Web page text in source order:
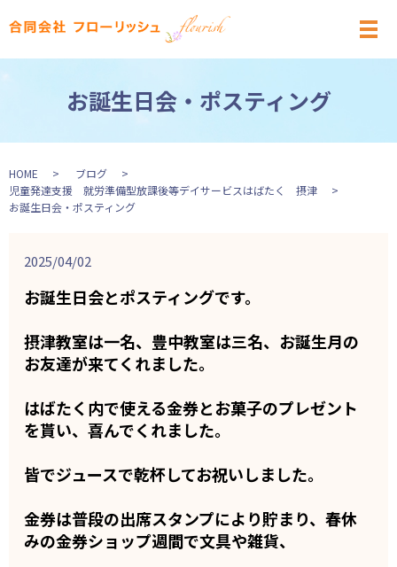
メ
お誕生日会・ポスティング
HOME
ブログ
児童発達支援 就労準備型放課後等デイサービスはばたく 摂津
お誕生日会・ポスティング
2025/04/02
お誕生日会とポスティングです。
摂津教室は一名、豊中教室は三名、お誕生月の
お友達が来てくれました。
はばたく内で使える金券とお菓子のプレゼント
を貰い、喜んでくれました。
皆でジュースで乾杯してお祝いしました。
金券は普段の出席スタンプにより貯まり、春休
みの金券ショップ週間で文具や雑貨、